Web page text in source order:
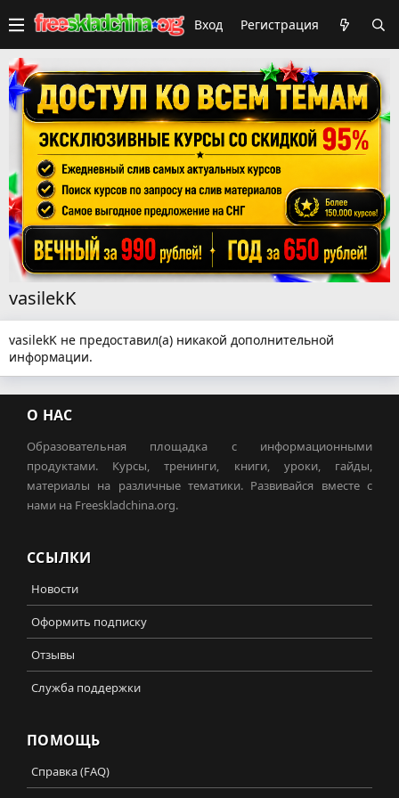
Вход Регистрация
vasilekK
vasilekK не предоставил(а) никакой дополнительной
информации.
О НАС
Образовательная площадка с информационными
продуктами. Курсы, тренинги, книги, уроки, гайды,
материалы на различные тематики. Развивайся вместе с
нами на Freeskladchina.org.
ССЫЛКИ
Новости
Оформить подписку
Отзывы
Служба поддержки
ПОМОЩЬ
Справка (FAQ)